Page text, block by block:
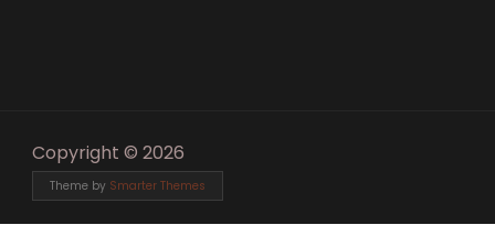
Copyright © 2026
Theme by Smarter Themes